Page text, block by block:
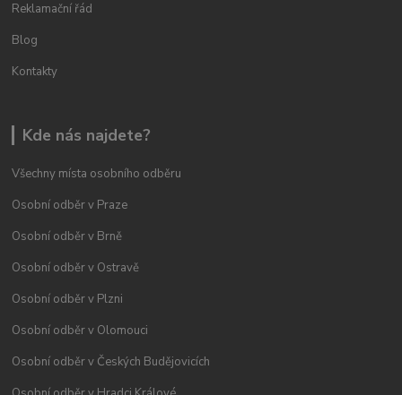
Reklamační řád
Blog
Kontakty
Kde nás najdete?
Všechny místa osobního odběru
Osobní odběr v Praze
Osobní odběr v Brně
Osobní odběr v Ostravě
Osobní odběr v Plzni
Osobní odběr v Olomouci
Osobní odběr v Českých Budějovicích